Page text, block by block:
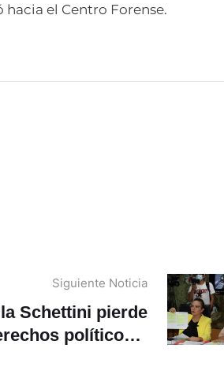
el Centro Forense.
Siguiente Noticia
Schettini pierde
políticos y